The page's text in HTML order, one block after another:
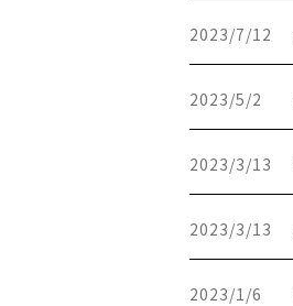
更新日時：
2023/7/12
更新日時：
2023/5/2
更新日時：
2023/3/13
更新日時：
2023/3/13
更新日時：
2023/1/6